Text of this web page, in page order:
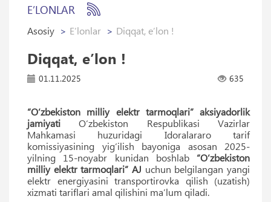
E’LONLAR
Asosiy E’lonlar Diqqat, eʼlon !
Diqqat, eʼlon !
01.11.2025 635
“O‘zbekiston milliy elektr tarmoqlari” aksiyadorlik
jamiyatiO‘zbekiston Respublikasi Vazirlar
Mahkamasi huzuridagi Idoralararo tarif
komissiyasining yig‘ilish bayoniga asosan 2025-
yilning 15-noyabr kunidan boshlab “O‘zbekiston
milliy elektr tarmoqlari” AJ uchun belgilangan yangi
elektr energiyasini transportirovka qilish (uzatish)
xizmati tariflari amal qilishini maʼlum qiladi.